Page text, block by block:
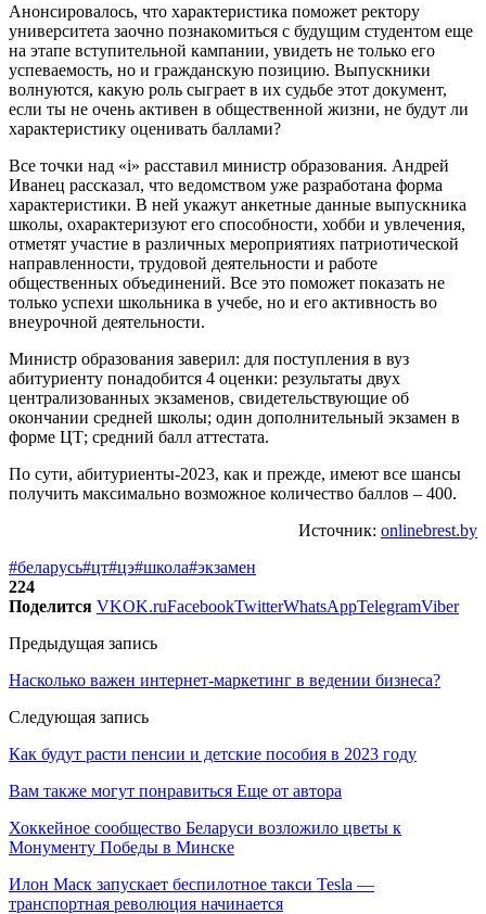
Анонсировалось, что характеристика поможет ректору
университета заочно познакомиться с будущим студентом еще
на этапе вступительной кампании, увидеть не только его
успеваемость, но и гражданскую позицию. Выпускники
волнуются, какую роль сыграет в их судьбе этот документ,
если ты не очень активен в общественной жизни, не будут ли
характеристику оценивать баллами?
Все точки над «i» расставил министр образования. Андрей
Иванец рассказал, что ведомством уже разработана форма
характеристики. В ней укажут анкетные данные выпускника
школы, охарактеризуют его способности, хобби и увлечения,
отметят участие в различных мероприятиях патриотической
направленности, трудовой деятельности и работе
общественных объединений. Все это поможет показать не
только успехи школьника в учебе, но и его активность во
внеурочной деятельности.
Министр образования заверил: для поступления в вуз
абитуриенту понадобится 4 оценки: результаты двух
централизованных экзаменов, свидетельствующие об
окончании средней школы; один дополнительный экзамен в
форме ЦТ; средний балл аттестата.
По сути, абитуриенты-2023, как и прежде, имеют все шансы
получить максимально возможное количество баллов – 400.
Источник: onlinebrest.by
#беларусь#цт#цэ#школа#экзамен
224
Поделится VKOK.ruFacebookTwitterWhatsAppTelegramViber
Предыдущая запись
Насколько важен интернет-маркетинг в ведении бизнеса?
Следующая запись
Как будут расти пенсии и детские пособия в 2023 году
Вам также могут понравиться Еще от автора
Хоккейное сообщество Беларуси возложило цветы к
Монументу Победы в Минске
Илон Маск запускает беспилотное такси Tesla —
транспортная революция начинается